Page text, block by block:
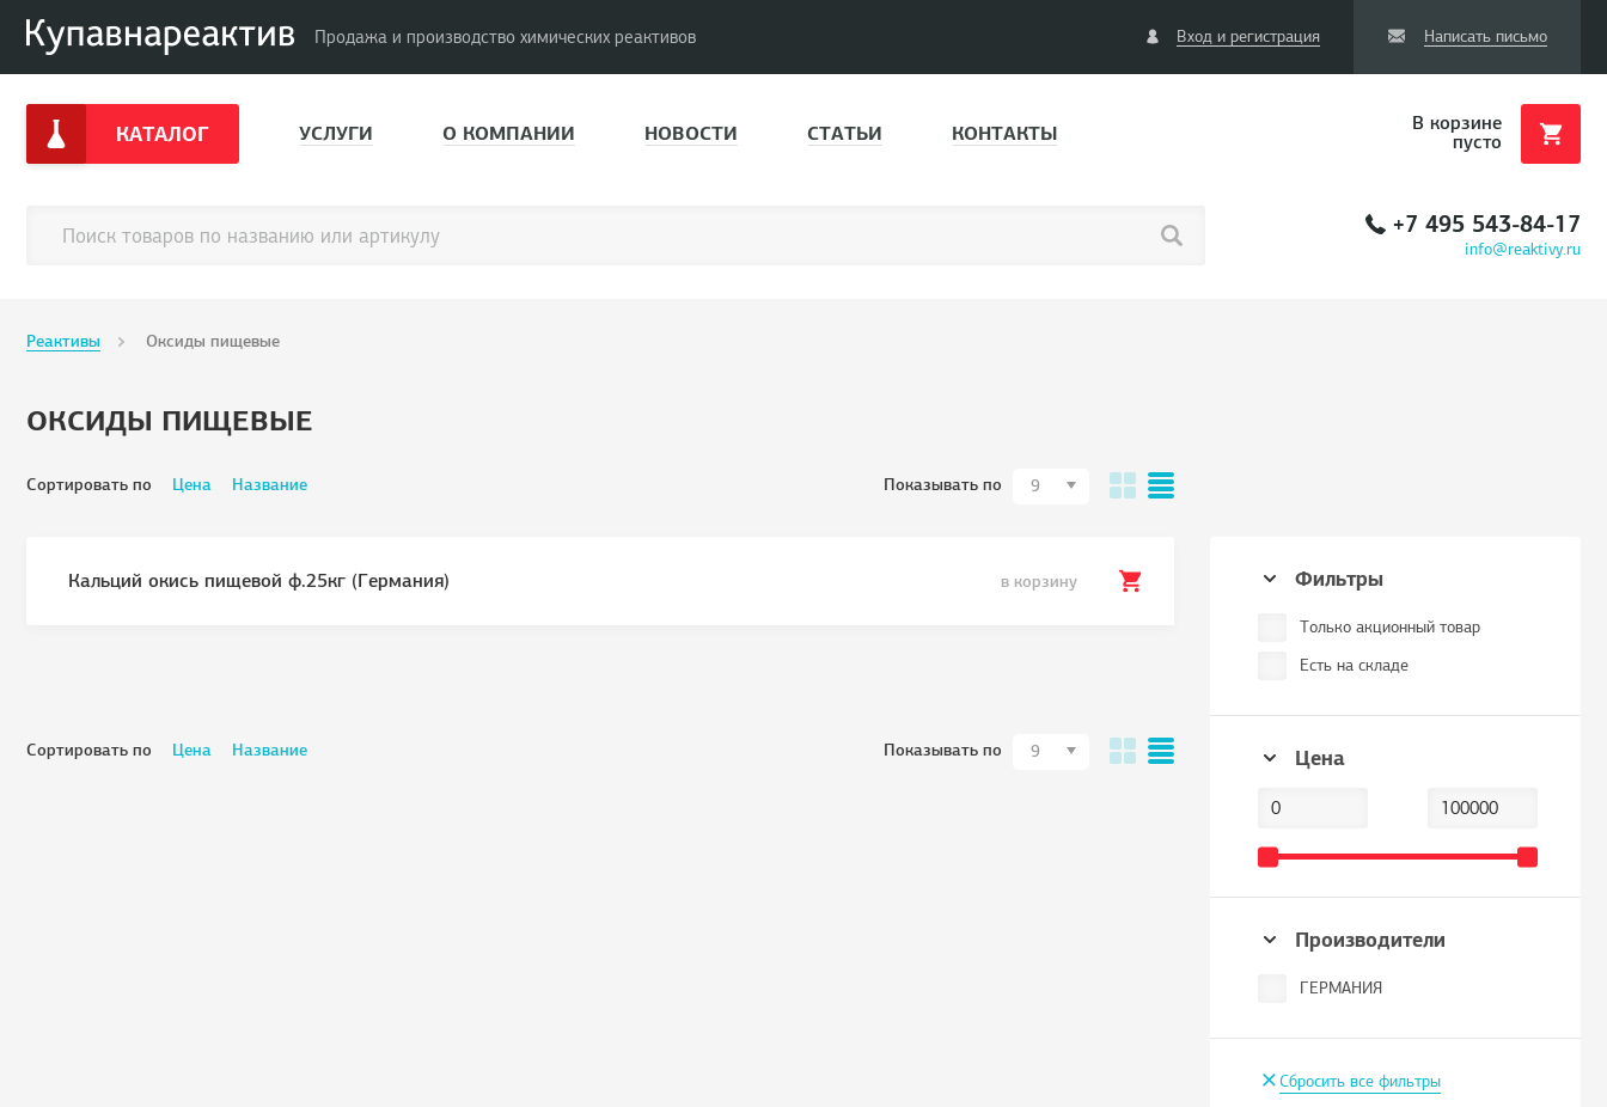
Продажа и производство химических реактивов Написать письмо
Вход и регистрация
КАТАЛОГ УСЛУГИ О КОМПАНИИ НОВОСТИ СТАТЬИ КОНТАКТЫ
В корзине
пусто
+7 495 543-84-17
info@reaktivy.ru
Реактивы Оксиды пищевые
ОКСИДЫ ПИЩЕВЫЕ
Сортировать по Цена Название Показывать по 9
Кальций окись пищевой ф.25кг (Германия) в корзину
Сортировать по Цена Название Показывать по 9
Фильтры
Только акционный товар
Есть на складе
Цена
Производители
ГЕРМАНИЯ
+Сбросить все фильтры